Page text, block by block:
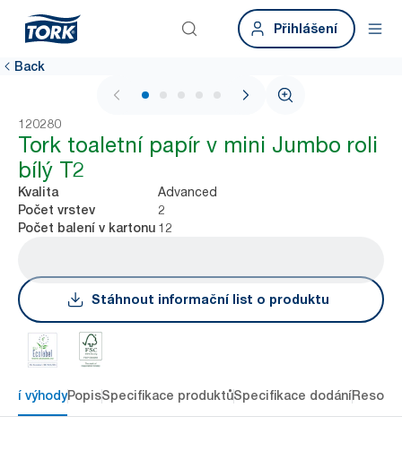
Přihlášení
Back
1 / 5
120280
Tork toaletní papír v mini Jumbo roli
bílý T2
Kvalita Advanced
Počet vrstev 2
Počet balení v kartonu 12
Stáhnout informační list o produktu
výhodyPopisSpecifikace produktůSpecifikace dodání